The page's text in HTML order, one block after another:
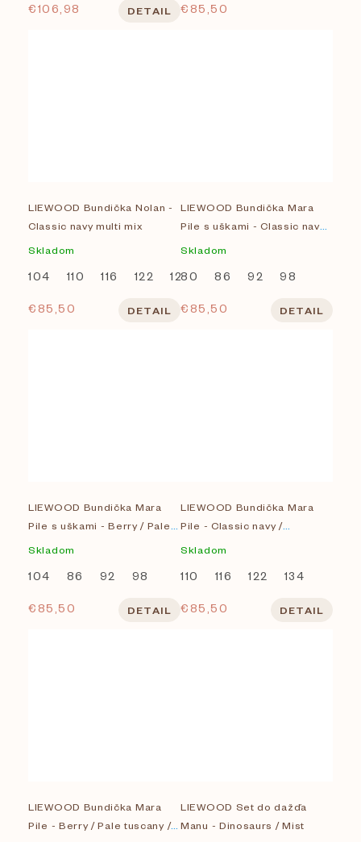
€106,98 DETAIL €85,50
LIEWOOD Bundička Nolan -
Classic navy multi mix
Skladom
104 110 116 122 128 92 98
€85,50 DETAIL
LIEWOOD Bundička Mara
Pile s uškami - Classic navy /
Skladom
80 86 92 98
€85,50 DETAIL
LIEWOOD Bundička Mara
Pile s uškami - Berry / Pale
Skladom
104 86 92 98
€85,50 DETAIL
LIEWOOD Bundička Mara
Pile - Classic navy /
Skladom
110 116 122 134
€85,50 DETAIL
LIEWOOD Bundička Mara
Pile - Berry / Pale tuscany /
LIEWOOD Set do dažďa
Manu - Dinosaurs / Mist